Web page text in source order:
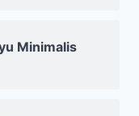
Minimalis